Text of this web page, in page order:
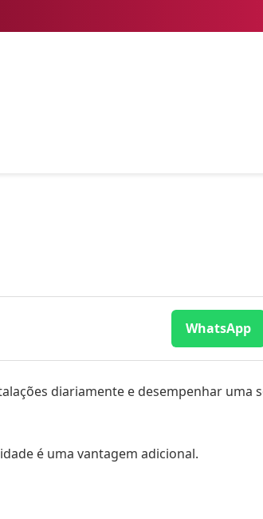
WhatsApp
diariamente e desempenhar uma
é uma vantagem adicional.